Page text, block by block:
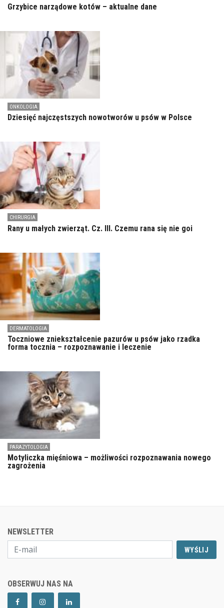
Grzybice narządowe kotów – aktualne dane
ONKOLOGIA
Dziesięć najczęstszych nowotworów u psów w Polsce
CHIRURGIA
Rany u małych zwierząt. Cz. III. Czemu rana się nie goi
DERMATOLOGIA
Toczniowe zniekształcenie pazurów u psów jako rzadka
forma tocznia – rozpoznawanie i leczenie
PARAZYTOLOGIA
Motyliczka mięśniowa – możliwości rozpoznawania nowego
zagrożenia
NEWSLETTER
WYŚLIJ
OBSERWUJ NAS NA